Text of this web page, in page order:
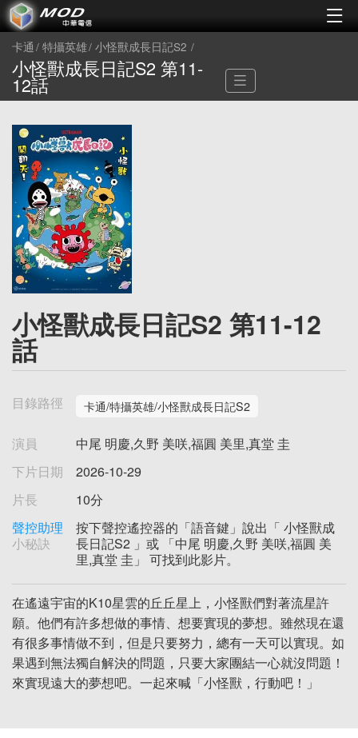
卡通 特攝英雄 小怪獸成長日記S2
小怪獸成長日記S2 第11-
12話
小怪獸成長日記S2 第11-12
話
目錄路徑 卡通/特攝英雄/小怪獸成長日記S2
演員
中尾 明慶,久野 美咲,福圓 美里,真堂 圭
下片日期
2026-10-29
片長
10分
聲控助理
小秘訣
按下聲控遙控器的「語音鍵」說出「 小怪獸成
長日記S2 」或 「中尾 明慶,久野 美咲,福圓 美
里,真堂 圭」 可找到此影片。
在遙遠宇宙的K10星雲的丘丘星上，小怪獸們對著流星許
願。他們有許多想做的事情、想要實現的夢想。雖然現在還
有很多事情做不到，但是只要努力，總有一天可以實現。如
果遇到無法獨自解決的問題，只要大家團結一心就沒問題！
來實現遠大的夢想吧。一起來喊「小怪獸，行動吧！」